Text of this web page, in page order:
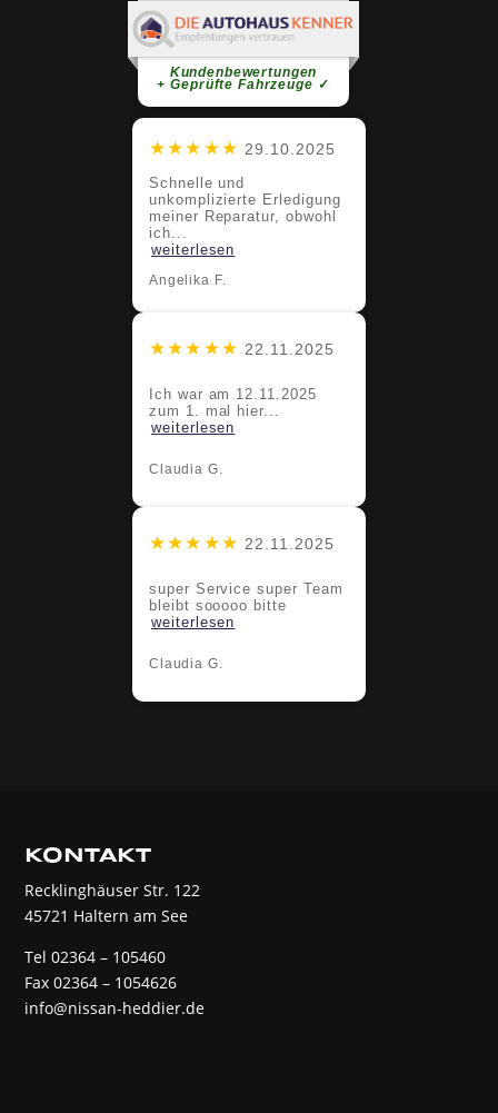
Kundenbewertungen
+ Geprüfte Fahrzeuge ✓
Claudia G.
super Service super Team bleibt
★★★★★ 29.10.2025
Schnelle und
unkomplizierte Erledigung
meiner Reparatur, obwohl
ich...
weiterlesen
Angelika F.
★★★★★ 22.11.2025
Ich war am 12.11.2025
zum 1. mal hier...
weiterlesen
Claudia G.
★★★★★ 22.11.2025
super Service super Team
bleibt sooooo bitte
weiterlesen
Claudia G.
KONTAKT
Recklinghäuser Str. 122
45721 Haltern am See
Tel 02364 – 105460
Fax 02364 – 1054626
info@nissan-heddier.de